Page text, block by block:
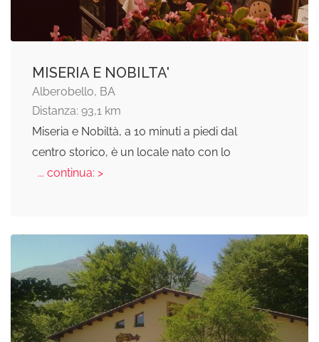
MISERIA E NOBILTA'
Alberobello, BA
Distanza: 93,1 km
Miseria e Nobiltà, a 10 minuti a piedi dal
centro storico, è un locale nato con lo
... continua: >